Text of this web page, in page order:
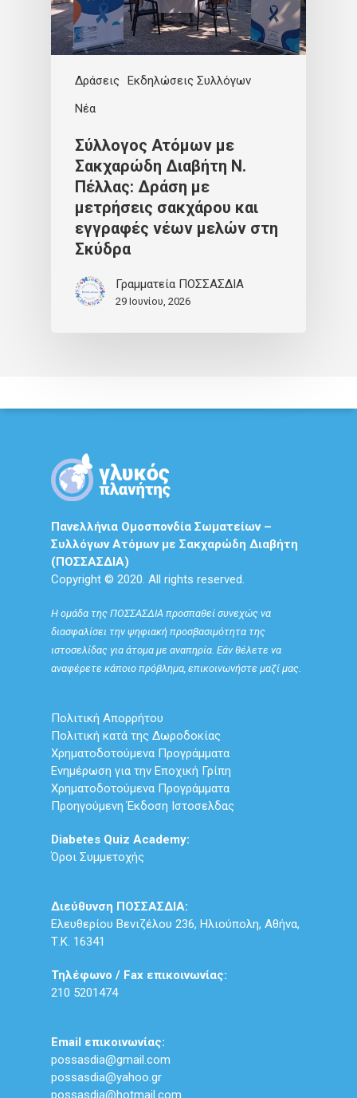
Δράσεις
Εκδηλώσεις Συλλόγων
Νέα
Σύλλογος Ατόμων με
Σακχαρώδη Διαβήτη Ν.
Πέλλας: Δράση με
μετρήσεις σακχάρου και
εγγραφές νέων μελών στη
Σκύδρα
Γραμματεία ΠΟΣΣΑΣΔΙΑ
29 Ιουνίου, 2026
Πανελλήνια Ομοσπονδία Σωματείων –
Συλλόγων Ατόμων με Σακχαρώδη Διαβήτη
(ΠΟΣΣΑΣΔΙΑ)
Copyright © 2020. All rights reserved.
Η ομάδα της ΠΟΣΣΑΣΔΙΑ προσπαθεί συνεχώς να
διασφαλίσει την ψηφιακή προσβασιμότητα της
ιστοσελίδας για άτομα με αναπηρία. Εάν θέλετε να
αναφέρετε κάποιο πρόβλημα, επικοινωνήστε μαζί μας.
Πολιτική Απορρήτου
Πολιτική κατά της Δωροδοκίας
Χρηματοδοτούμενα Προγράμματα
Ενημέρωση για την Εποχική Γρίπη
Χρηματοδοτούμενα Προγράμματα
Προηγούμενη Έκδοση Ιστοσελδας
Diabetes Quiz Academy:
Όροι Συμμετοχής
Διεύθυνση ΠΟΣΣΑΣΔΙΑ:
Ελευθερίου Βενιζέλου 236, Ηλιούπολη, Αθήνα,
Τ.Κ. 16341
Τηλέφωνο / Fax επικοινωνίας:
210 5201474
Email επικοινωνίας:
possasdia@gmail.com
possasdia@yahoo.gr
possasdia@hotmail.com